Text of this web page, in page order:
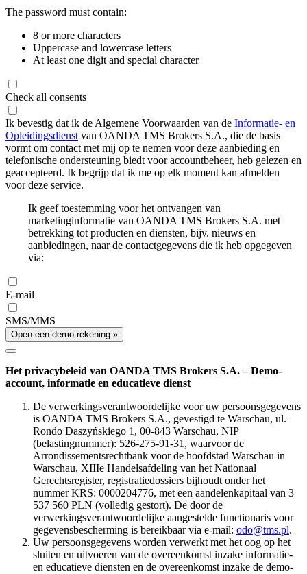
The password must contain:
8 or more characters
Uppercase and lowercase letters
At least one digit and special character
Check all consents
Ik bevestig dat ik de Algemene Voorwaarden van de Informatie- en
Opleidingsdienst van OANDA TMS Brokers S.A., die de basis
vormt om contact met mij op te nemen voor deze aanbieding en
telefonische ondersteuning biedt voor accountbeheer, heb gelezen en
geaccepteerd. Ik begrijp dat ik me op elk moment kan afmelden
voor deze service.
Ik geef toestemming voor het ontvangen van
marketinginformatie van OANDA TMS Brokers S.A. met
betrekking tot producten en diensten, bijv. nieuws en
aanbiedingen, naar de contactgegevens die ik heb opgegeven
via:
E-mail
SMS/MMS
Open een demo-rekening »
Het privacybeleid van OANDA TMS Brokers S.A. – Demo-
account, informatie en educatieve dienst
De verwerkingsverantwoordelijke voor uw persoonsgegevens
is OANDA TMS Brokers S.A., gevestigd te Warschau, ul.
Rondo Daszyńskiego 1, 00-843 Warschau, NIP
(belastingnummer): 526-275-91-31, waarvoor de
Arrondissementsrechtbank voor de hoofdstad Warschau in
Warschau, XIIIe Handelsafdeling van het Nationaal
Gerechtsregister, registratiedossiers bijhoudt onder het
nummer KRS: 0000204776, met een aandelenkapitaal van 3
537 560 PLN (volledig gestort). De door de
verwerkingsverantwoordelijke aangestelde functionaris voor
gegevensbescherming is bereikbaar via e-mail: odo@tms.pl.
Uw persoonsgegevens worden verwerkt met het oog op het
sluiten en uitvoeren van de overeenkomst inzake informatie-
en educatieve diensten en de overeenkomst inzake de demo-